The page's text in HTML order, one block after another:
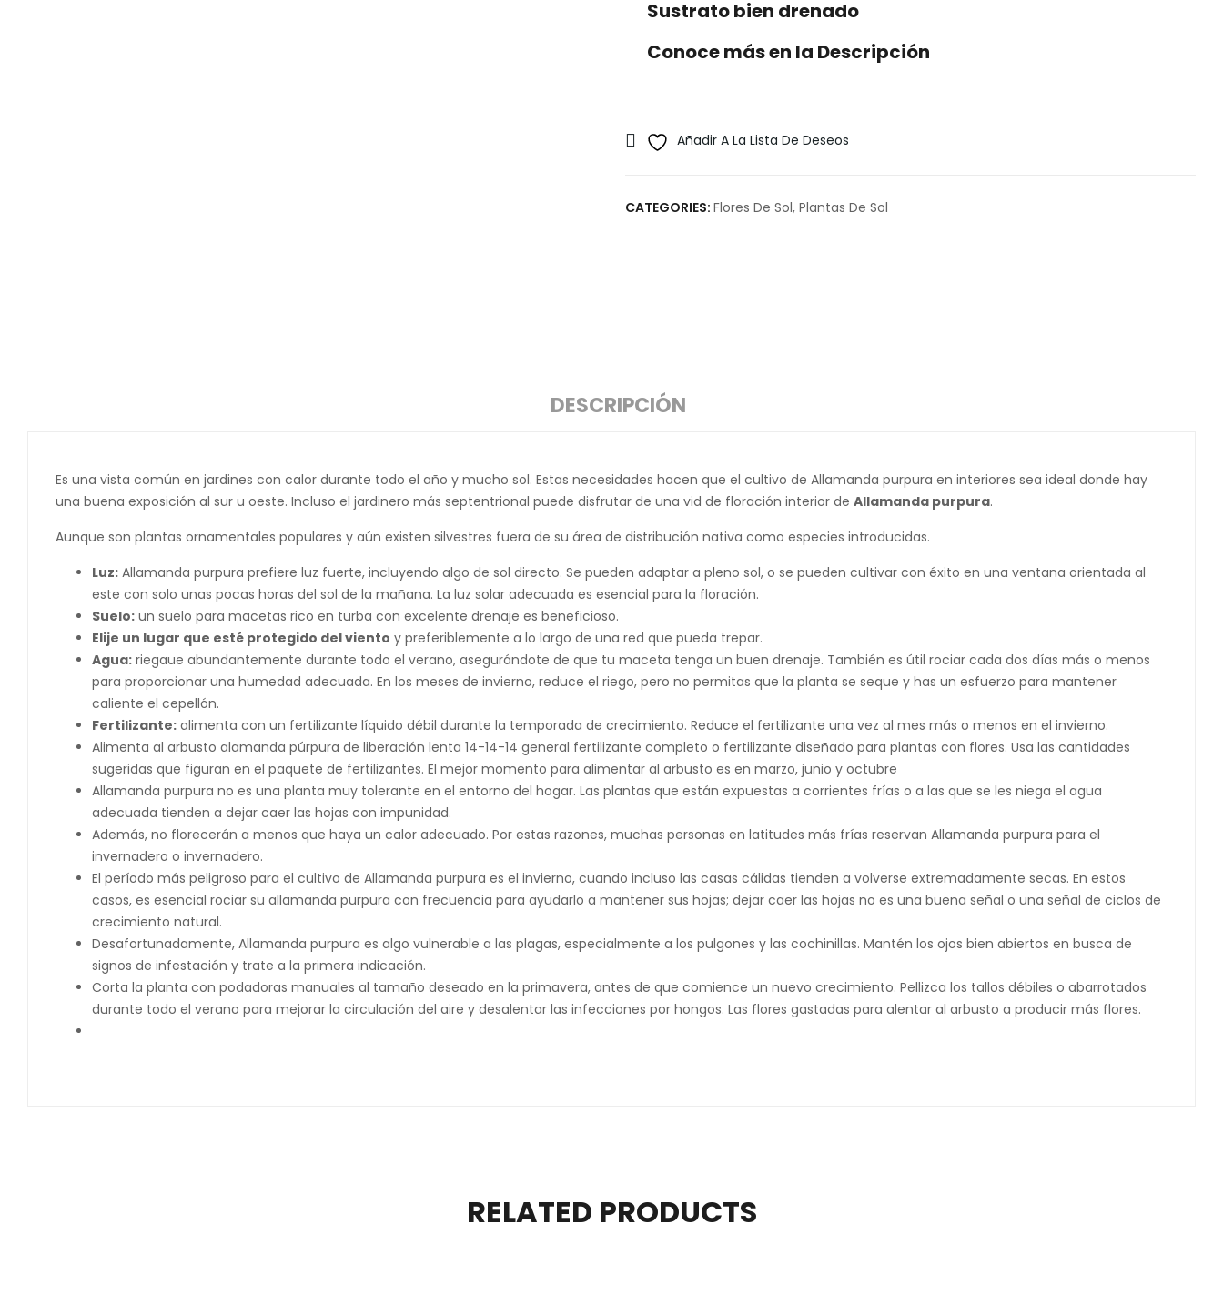
Sustrato bien drenado
Conoce más en la Descripción
Añadir A La Lista De Deseos
CATEGORIES: Flores De Sol, Plantas De Sol
DESCRIPCIÓN
Es una vista común en jardines con calor durante todo el año y mucho sol. Estas necesidades hacen que el cultivo de Allamanda purpura en interiores sea ideal donde hay
una buena exposición al sur u oeste. Incluso el jardinero más septentrional puede disfrutar de una vid de floración interior de Allamanda purpura.
Aunque son plantas ornamentales populares y aún existen silvestres fuera de su área de distribución nativa como especies introducidas.
Luz: Allamanda purpura prefiere luz fuerte, incluyendo algo de sol directo. Se pueden adaptar a pleno sol, o se pueden cultivar con éxito en una ventana orientada al
este con solo unas pocas horas del sol de la mañana. La luz solar adecuada es esencial para la floración.
Suelo: un suelo para macetas rico en turba con excelente drenaje es beneficioso.
Elije un lugar que esté protegido del viento y preferiblemente a lo largo de una red que pueda trepar.
Agua: riegaue abundantemente durante todo el verano, asegurándote de que tu maceta tenga un buen drenaje. También es útil rociar cada dos días más o menos
para proporcionar una humedad adecuada. En los meses de invierno, reduce el riego, pero no permitas que la planta se seque y has un esfuerzo para mantener
caliente el cepellón.
Fertilizante: alimenta con un fertilizante líquido débil durante la temporada de crecimiento. Reduce el fertilizante una vez al mes más o menos en el invierno.
Alimenta al arbusto alamanda púrpura de liberación lenta 14-14-14 general fertilizante completo o fertilizante diseñado para plantas con flores. Usa las cantidades
sugeridas que figuran en el paquete de fertilizantes. El mejor momento para alimentar al arbusto es en marzo, junio y octubre
Allamanda purpura no es una planta muy tolerante en el entorno del hogar. Las plantas que están expuestas a corrientes frías o a las que se les niega el agua
adecuada tienden a dejar caer las hojas con impunidad.
Además, no florecerán a menos que haya un calor adecuado. Por estas razones, muchas personas en latitudes más frías reservan Allamanda purpura para el
invernadero o invernadero.
El período más peligroso para el cultivo de Allamanda purpura es el invierno, cuando incluso las casas cálidas tienden a volverse extremadamente secas. En estos
casos, es esencial rociar su allamanda purpura con frecuencia para ayudarlo a mantener sus hojas; dejar caer las hojas no es una buena señal o una señal de ciclos de
crecimiento natural.
Desafortunadamente, Allamanda purpura es algo vulnerable a las plagas, especialmente a los pulgones y las cochinillas. Mantén los ojos bien abiertos en busca de
signos de infestación y trate a la primera indicación.
Corta la planta con podadoras manuales al tamaño deseado en la primavera, antes de que comience un nuevo crecimiento. Pellizca los tallos débiles o abarrotados
durante todo el verano para mejorar la circulación del aire y desalentar las infecciones por hongos. Las flores gastadas para alentar al arbusto a producir más flores.
RELATED PRODUCTS